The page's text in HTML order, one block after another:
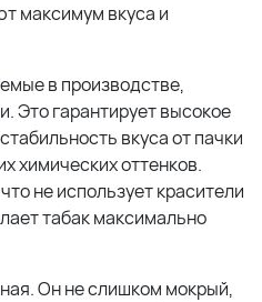
максимум вкуса и
в производстве,
Это гарантирует высокое
вкуса от пачки
химических оттенков.
не использует красители
табак максимально
Он не слишком мокрый,